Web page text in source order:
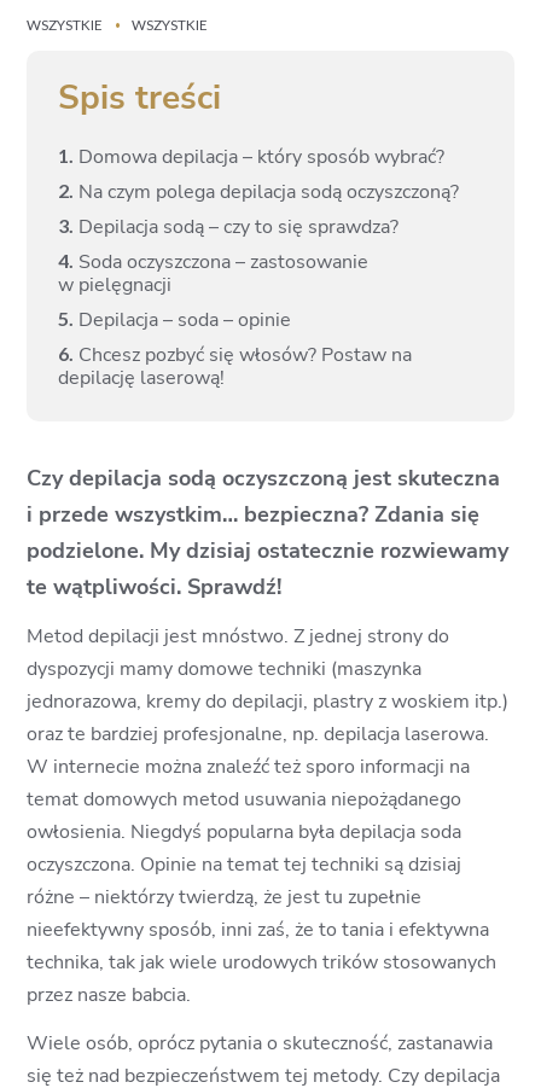
WSZYSTKIE • WSZYSTKIE
Spis treści
1. Domowa depilacja – który sposób wybrać?
2. Na czym polega depilacja sodą oczyszczoną?
3. Depilacja sodą – czy to się sprawdza?
4. Soda oczyszczona – zastosowanie
w pielęgnacji
5. Depilacja – soda – opinie
6. Chcesz pozbyć się włosów? Postaw na
depilację laserową!
Czy depilacja sodą oczyszczoną jest skuteczna
i przede wszystkim… bezpieczna? Zdania się
podzielone. My dzisiaj ostatecznie rozwiewamy
te wątpliwości. Sprawdź!
Metod depilacji jest mnóstwo. Z jednej strony do
dyspozycji mamy domowe techniki (maszynka
jednorazowa, kremy do depilacji, plastry z woskiem itp.)
oraz te bardziej profesjonalne, np. depilacja laserowa.
W internecie można znaleźć też sporo informacji na
temat domowych metod usuwania niepożądanego
owłosienia. Niegdyś popularna była depilacja soda
oczyszczona. Opinie na temat tej techniki są dzisiaj
różne – niektórzy twierdzą, że jest tu zupełnie
nieefektywny sposób, inni zaś, że to tania i efektywna
technika, tak jak wiele urodowych trików stosowanych
przez nasze babcia.
Wiele osób, oprócz pytania o skuteczność, zastanawia
się też nad bezpieczeństwem tej metody. Czy depilacja